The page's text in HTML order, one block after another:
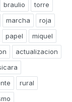
braulio
torre
marcha
roja
papel
miquel
actualizacion
rural